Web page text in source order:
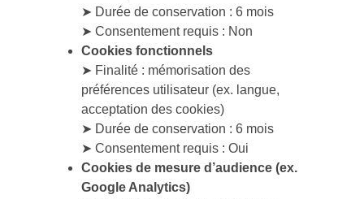
➤ Durée de conservation : 6 mois
➤ Consentement requis : Non
Cookies fonctionnels
➤ Finalité : mémorisation des
préférences utilisateur (ex. langue,
acceptation des cookies)
➤ Durée de conservation : 6 mois
➤ Consentement requis : Oui
Cookies de mesure d’audience (ex.
Google Analytics)